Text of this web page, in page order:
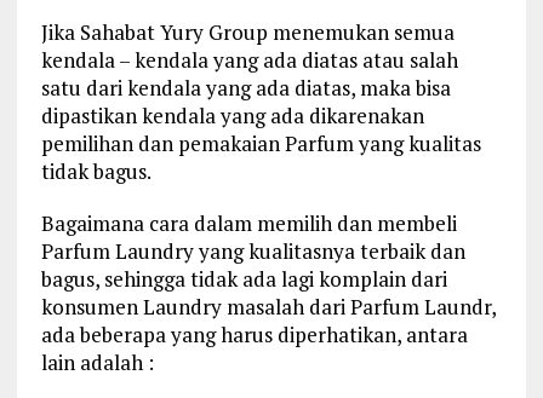
Jika Sahabat Yury Group menemukan semua
kendala – kendala yang ada diatas atau salah
satu dari kendala yang ada diatas, maka bisa
dipastikan kendala yang ada dikarenakan
pemilihan dan pemakaian Parfum yang kualitas
tidak bagus.
Bagaimana cara dalam memilih dan membeli
Parfum Laundry yang kualitasnya terbaik dan
bagus, sehingga tidak ada lagi komplain dari
konsumen Laundry masalah dari Parfum Laundr,
ada beberapa yang harus diperhatikan, antara
lain adalah :